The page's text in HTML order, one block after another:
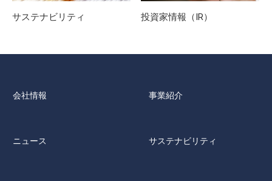
サステナビリティ 投資家情報（IR）
会社情報 事業紹介
ニュース サステナビリティ